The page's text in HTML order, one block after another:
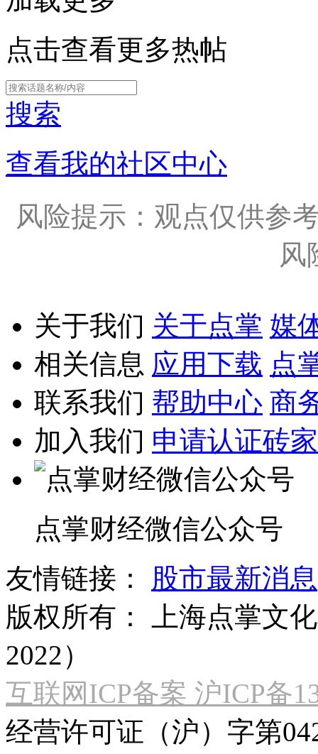
点击查看更多热帖
搜索
查看我的社区中心
风险提示：观点仅供参
风
关于我们 关于点掌 媒
相关信息 应用下载 点
联系我们 帮助中心 商
加入我们 申请认证砖家
点掌财经微信公众号
友情链接：
股市最新消息
版权所有：
上海点掌文
2022）
互联网ICP备案 沪ICP备
经营许可证（沪）字第